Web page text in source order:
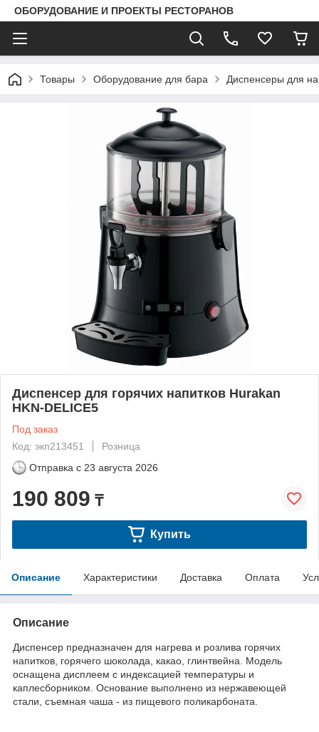
ОБОРУДОВАНИЕ И ПРОЕКТЫ РЕСТОРАНОВ
Товары Оборудование для бара Диспенсеры для
Диспенсер для горячих напитков Hurakan
HKN-DELICE5
Под заказ
Код: экп213451
Розница
Отправка с 23 августа 2026
190 809 ₸
Купить
Описание Характеристики Доставка Оплата
Описание
Диспенсер предназначен для нагрева и розлива горячих
напитков, горячего шоколада, какао, глинтвейна. Модель
оснащена дисплеем с индексацией температуры и
каплесборником. Основание выполнено из нержавеющей
стали, съемная чаша - из пищевого поликарбоната.